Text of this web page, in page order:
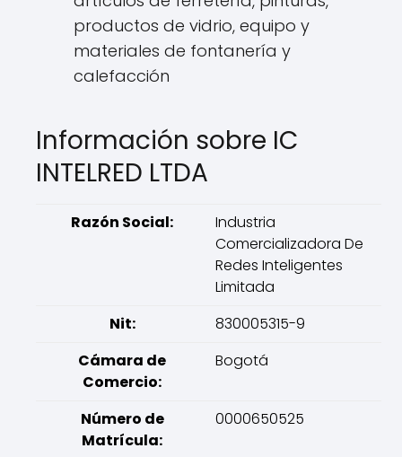
productos de vidrio, equipo y
materiales de fontanería y
calefacción
Información sobre IC
INTELRED LTDA
Razón Social:
Industria
Comercializadora De
Redes Inteligentes
Limitada
Nit:
830005315-9
Cámara de
Comercio:
Bogotá
Número de
Matrícula:
0000650525